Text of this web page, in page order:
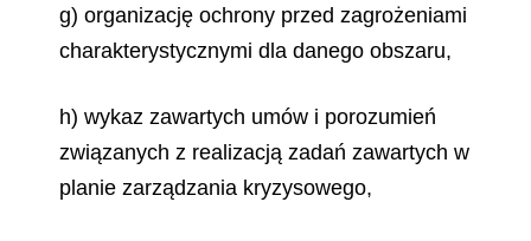
g) organizację ochrony przed zagrożeniami
charakterystycznymi dla danego obszaru,
h) wykaz zawartych umów i porozumień
związanych z realizacją zadań zawartych w
planie zarządzania kryzysowego,